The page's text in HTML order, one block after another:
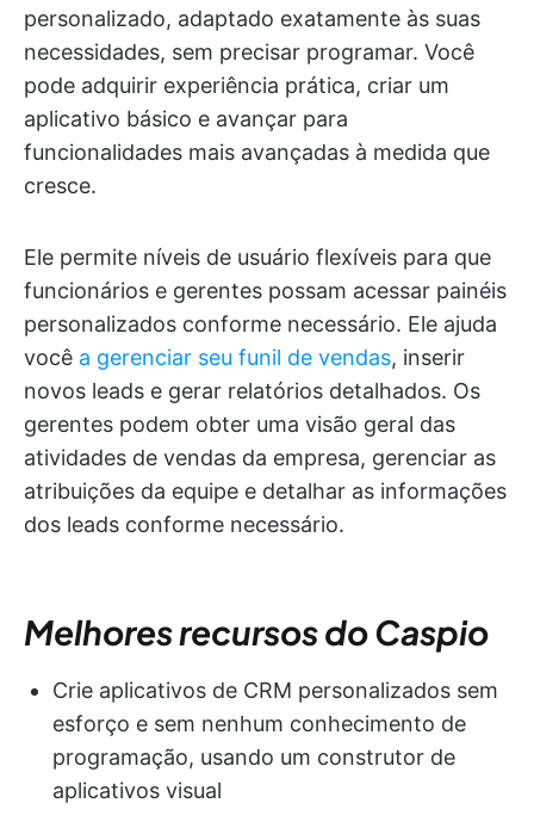
personalizado, adaptado exatamente às suas
necessidades, sem precisar programar. Você
pode adquirir experiência prática, criar um
aplicativo básico e avançar para
funcionalidades mais avançadas à medida que
cresce.
Ele permite níveis de usuário flexíveis para que
funcionários e gerentes possam acessar painéis
personalizados conforme necessário. Ele ajuda
você a gerenciar seu funil de vendas, inserir
novos leads e gerar relatórios detalhados. Os
gerentes podem obter uma visão geral das
atividades de vendas da empresa, gerenciar as
atribuições da equipe e detalhar as informações
dos leads conforme necessário.
Melhores recursos do Caspio
Crie aplicativos de CRM personalizados sem
esforço e sem nenhum conhecimento de
programação, usando um construtor de
aplicativos visual